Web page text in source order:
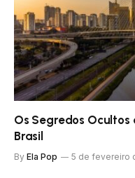
Os Segredos Ocultos
Brasil
By Ela Pop 5 de fevereiro